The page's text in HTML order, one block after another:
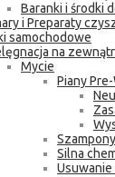
Baranki i środki
i Preparaty
samochodowe
na
Mycie
Piany
Szampony
Silna
Usuwanie